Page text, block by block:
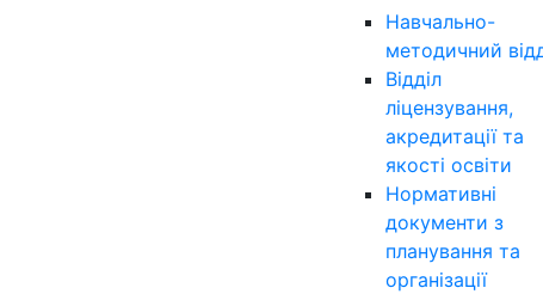
Навчально-
методичний
Відділ
ліцензування,
акредитації та
якості освіти
Нормативні
документи з
планування та
організації